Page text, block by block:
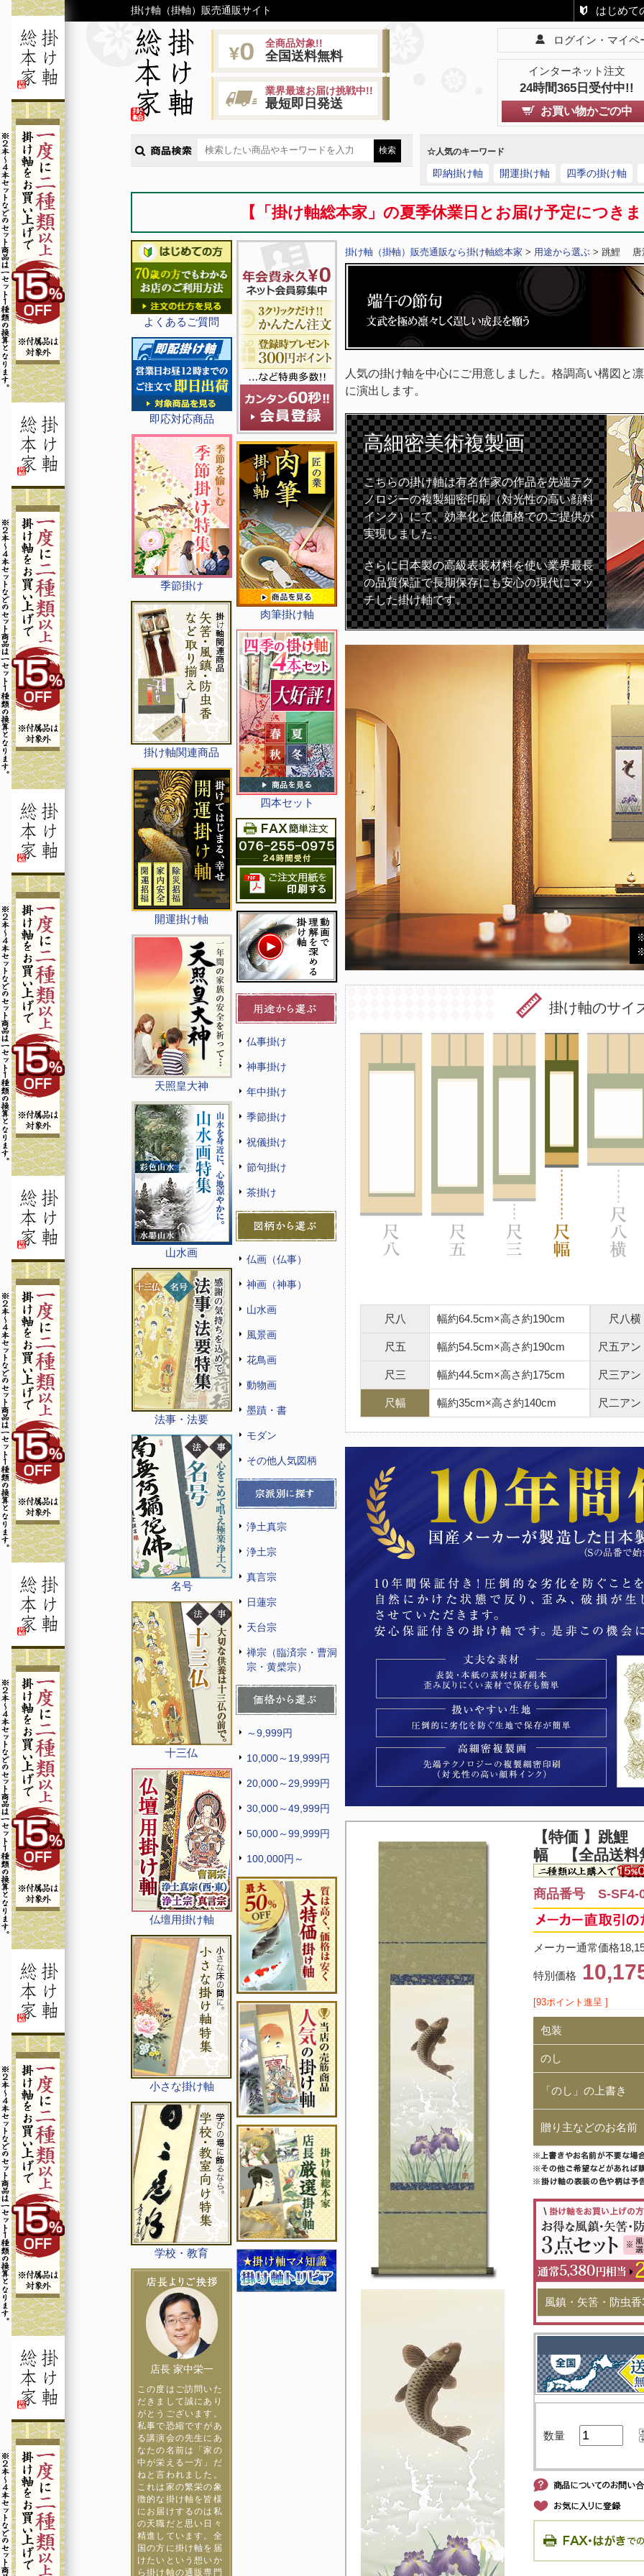
掛け軸（掛軸）販売通販サイト はじめて
全商品対象!!
全国送料無料
業界最速お届け挑戦中!!
最短即日発送
ログイン・マイペ
インターネット注文
24時間365日受付中!!
お買い物かごの中
☆人気のキーワード
即納掛け軸 開運掛け軸 四季の掛け軸
【「掛け軸総本家」の夏季休業日とお届け予定につ
よくあるご質問
即応対応商品
季節掛け
掛け軸関連商品
開運掛け軸
天照皇大神
山水画
法事・法要
名号
十三仏
仏壇用掛け軸
小さな掛け軸
学校・教育
店長 家中栄一
この度はご訪問いた
だきまして誠にあり
がとうございます。
私事で恐縮ですがあ
る講演会の先生にあ
なたの名前は「家の
中が栄える一方」だ
ねと言われました。
これは家の繁栄の象
徴的な掛け軸を皆様
にお届けするのは私
の天職だと思い日々
精進しています。全
国の方に掛け軸を届
けたいという想いか
ら掛け軸の通販専門
肉筆掛け軸
四本セット
仏事掛け
神事掛け
年中掛け
季節掛け
祝儀掛け
節句掛け
茶掛け
仏画（仏事）
神画（神事）
山水画
風景画
花鳥画
動物画
墨蹟・書
モダン
その他人気図柄
浄土真宗
浄土宗
真言宗
日蓮宗
天台宗
禅宗（臨済宗・曹洞
宗・黄檗宗）
～9,999円
10,000～19,999円
20,000～29,999円
30,000～49,999円
50,000～99,999円
100,000円～
掛け軸（掛軸）販売通販なら掛け軸総本家 > 用途から選ぶ > 跳鯉 唐
人気の掛け軸を中心にご用意しました。格調高い構図と
に演出します。
高細密美術複製画
こちらの掛け軸は有名作家の作品を先端テク
ノロジーの複製細密印刷（対光性の高い顔料
インク）にて、効率化と低価格でのご提供が
実現しました。
さらに日本製の高級表装材料を使い業界最長
の品質保証で長期保存にも安心の現代にマッ
チした掛け軸です。
掛け軸のサイ
尺八 幅約64.5cm×高さ約190cm
尺五 幅約54.5cm×高さ約190cm
尺三 幅約44.5cm×高さ約175cm
尺幅 幅約35cm×高さ約140cm
尺八横
尺五アン
尺三アン
尺二アン
【特価 】 跳鯉
幅 【全品送料
商品番号 S-SF4-
メーカー通常価格
特別価格
[93ポイント進呈 ]
包装
のし
「のし」の上書き
贈り主などのお名前
風鎮・矢筈・防虫
数量